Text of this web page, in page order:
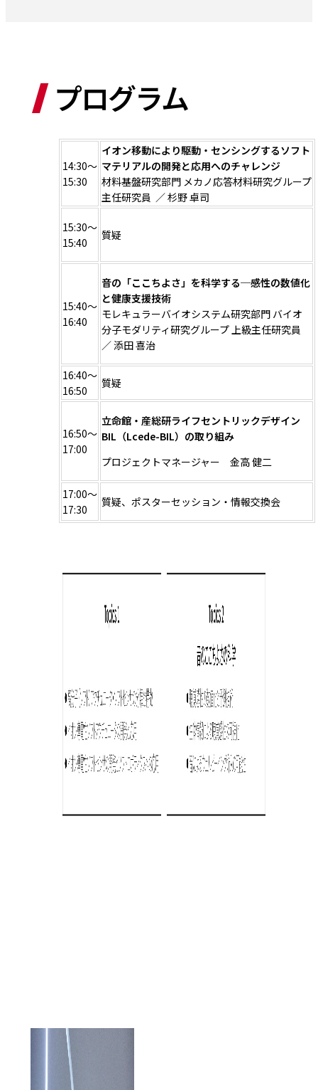
プログラム
14:30～
15:30
イオン移動により駆動・センシングするソフト
マテリアルの開発と応用へのチャレンジ
材料基盤研究部門 メカノ応答材料研究グループ
主任研究員 ／杉野 卓司
15:30～
15:40
質疑
15:40～
16:40
音の「ここちよさ」を科学する─感性の数値化
と健康支援技術
モレキュラーバイオシステム研究部門 バイオ
分子モダリティ研究グループ 上級主任研究員
／ 添田 喜治
16:40～
16:50
質疑
16:50～
17:00
立命館・産総研ライフセントリックデザイン
BIL（Lcede-BIL）の取り組み
プロジェクトマネージャー 金高 健二
17:00～
17:30
質疑、ポスターセッション・情報交換会